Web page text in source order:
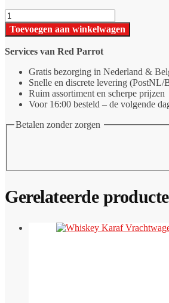
100
stuks
Thank
You
Kadozak
Toevoegen aan winkelwagen
Services van Red Parrot
Gratis bezorging in Nederland &
Snelle en discrete levering (PostNL/
Ruim assortiment en scherpe prijzen
Voor 16:00 besteld – de volgende
Betalen zonder zorgen
Gerelateerde